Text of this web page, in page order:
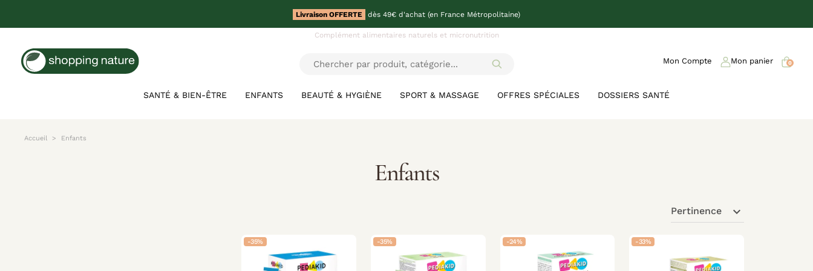
Livraison OFFERTE dès 49€ d'achat (en France Métropolitaine)
Complément alimentaires naturels et micronutrition
SANTÉ & BIEN-ÊTRE ENFANTS BEAUTÉ & HYGIÈNE SPORT & MASSAGE OFFRES SPÉCIALES DOSSIERS SANTÉ
Mon Compte Mon panier 0
Accueil Enfants
Enfants
Pertinence expand_more
-35% -35% -24% -33%